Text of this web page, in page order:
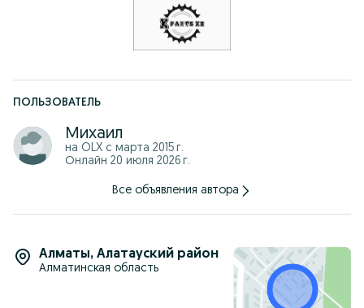
Самовывоз: г Алматы, ул Карпатская 16 «Б» гараж 128
Доставка по городу через Яндекс или индрайвер
Звоните/пишите! Быстрый ответ, честная сделка, доставка
ПОЛЬЗОВАТЕЛЬ
Михаил
на OLX с марта 2015 г.
Онлайн 20 июля 2026 г.
Все объявления автора
Алматы, Алатауский район
Алматинская область